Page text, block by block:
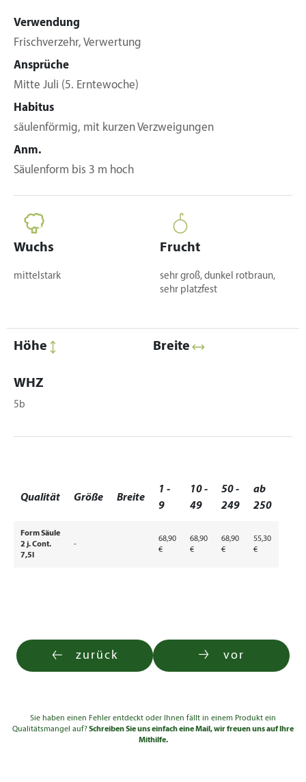
Verwendung
Frischverzehr, Verwertung
Ansprüche
Mitte Juli (5. Erntewoche)
Habitus
säulenförmig, mit kurzen Verzweigungen
Anm.
Säulenform bis 3 m hoch
Wuchs
mittelstark
Frucht
sehr groß, dunkel rotbraun,
sehr platzfest
Höhe Breite
WHZ
5b
Qualität Größe Breite
1 -
9
10 -
49
50 -
249
ab
250
Form Säule
2 j. Cont.
7,5l
-
68,90
€
68,90
€
68,90
€
55,30
€
zurück vor
Sie haben einen Fehler entdeckt oder Ihnen fällt in einem Produkt ein
Qualitätsmangel auf?Schreiben Sie uns einfach eine Mail, wir freuen uns auf Ihre
Mithilfe.